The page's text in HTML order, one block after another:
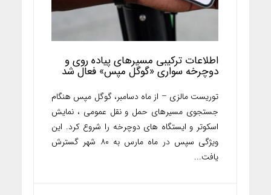
اطلاعات ترکیبی مسیرهای پیاده روی و
دوچرخه سواری «گوگل مپس» فعال شد
توریست مالزی – از ماه دسامبر، گوگل مپس هنگام
جستجوی مسیرهای حمل و نقل عمومی ، نمایش
اسکوتر و ایستگاه های دوچرخه را شروع کرد. این
ویژگی سپس در ماه مارس به ۸۰ شهر گسترش
یافت...